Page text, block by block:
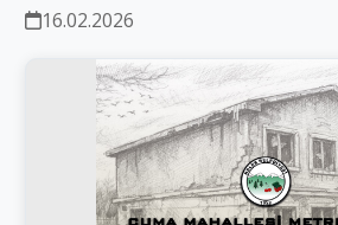
16.02.2026